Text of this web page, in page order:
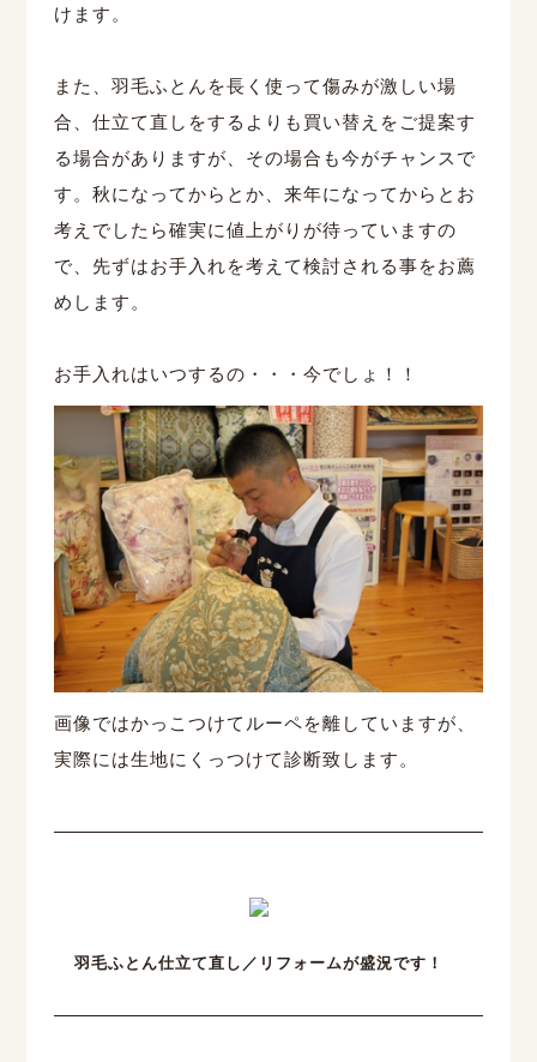
けます。
また、羽毛ふとんを長く使って傷みが激しい場
合、仕立て直しをするよりも買い替えをご提案す
る場合がありますが、その場合も今がチャンスで
す。秋になってからとか、来年になってからとお
考えでしたら確実に値上がりが待っていますの
で、先ずはお手入れを考えて検討される事をお薦
めします。
お手入れはいつするの・・・今でしょ！！
画像ではかっこつけてルーペを離していますが、
実際には生地にくっつけて診断致します。
羽毛ふとん仕立て直し／リフォームが盛況です！